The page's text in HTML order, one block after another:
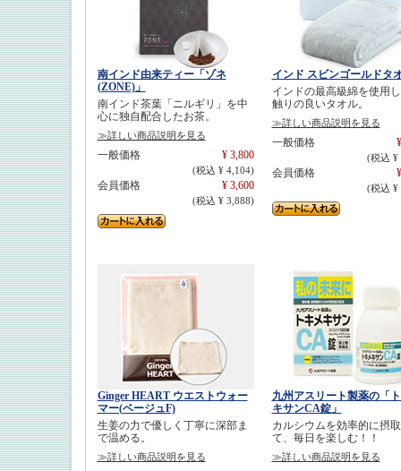
南インド由来ティー「ゾネ
(ZONE)」
南インド茶葉「ニルギリ」を中
心に独自配合したお茶。
≫詳しい商品説明を見る
一般価格 ¥ 3,800
(税込 ¥ 4,104)
会員価格 ¥ 3,600
(税込 ¥ 3,888)
インド スビンゴールドタ
インドの最高級綿を使用
触りの良いタオル。
≫詳しい商品説明を見る
一般価格
(税込 ¥
会員価格
(税込 ¥
Ginger HEART ウエストウォー
マー(ベージュF)
生姜の力で優しく丁寧に深部ま
で温める。
≫詳しい商品説明を見る
九州アスリート製薬の「
キサンCA錠」
カルシウムを効率的に摂
て、毎日を楽しむ！！
≫詳しい商品説明を見る